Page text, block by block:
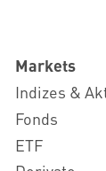
Markets
Indizes &
Fonds
ETF